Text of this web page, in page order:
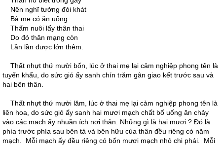
Nên nghĩ tưởng đói khát
Bà mẹ có ăn uống
Thấm nuôi lấy thân thai
Do đó thân mạng còn
Lần lần được lớn thêm.
Thất nhựt thứ mười bốn, lúc ở thai mẹ lại cảm nghiệp phong tên là
tuyến khẩu, do sức gió ấy sanh chín trăm gân giao kết trước sau và
hai bên thân.
Thất nhựt thứ mười lăm, lúc ở thai mẹ lại cảm nghiệp phong tên là
liên hoa, do sức gió ấy sanh hai mươi mạch chất bổ uống ăn chảy
vào các mạch ấy nhuần ích nơi thân. Những gì là hai mươi ? Đó là
phía trước phía sau bên tả và bên hữu của thân đều riêng có năm
mạch. Mỗi mạch ấy đều riêng có bốn mươi mạch nhỏ chi phái. Mỗi